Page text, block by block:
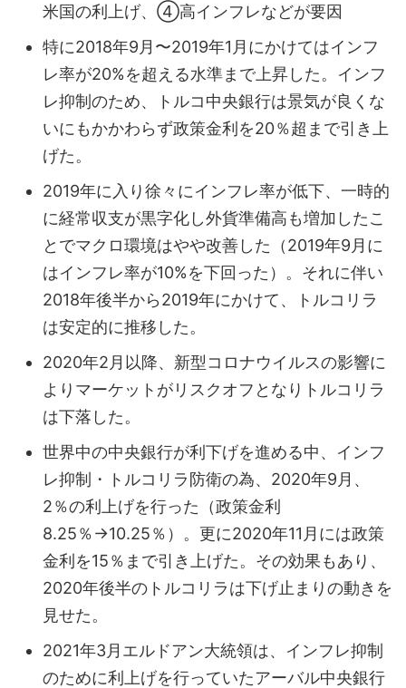
米国の利上げ、④高インフレなどが要因
特に2018年9月〜2019年1月にかけてはインフ
レ率が20%を超える水準まで上昇した。インフ
レ抑制のため、トルコ中央銀行は景気が良くな
いにもかかわらず政策金利を20％超まで引き上
げた。
2019年に入り徐々にインフレ率が低下、一時的
に経常収支が黒字化し外貨準備高も増加したこ
とでマクロ環境はやや改善した（2019年9月に
はインフレ率が10%を下回った）。それに伴い
2018年後半から2019年にかけて、トルコリラ
は安定的に推移した。
2020年2月以降、新型コロナウイルスの影響に
よりマーケットがリスクオフとなりトルコリラ
は下落した。
世界中の中央銀行が利下げを進める中、インフ
レ抑制・トルコリラ防衛の為、2020年9月、
2％の利上げを行った（政策金利
8.25％→10.25％）。更に2020年11月には政策
金利を15％まで引き上げた。その効果もあり、
2020年後半のトルコリラは下げ止まりの動きを
見せた。
2021年3月エルドアン大統領は、インフレ抑制
のために利上げを行っていたアーバル中央銀行